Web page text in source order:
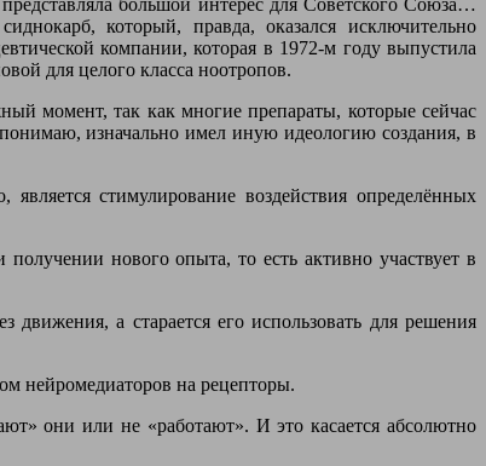
большой интерес для Советского Союза…
который, правда, оказался исключительно
компании, которая в 1972-м году выпустила
для целого класса ноотропов.
момент, так как многие препараты, которые сейчас
изначально имел иную идеологию создания, в
стимулирование воздействия определённых
нового опыта, то есть активно участвует в
а старается его использовать для решения
нейромедиаторов на рецепторы.
они или не «работают». И это касается абсолютно